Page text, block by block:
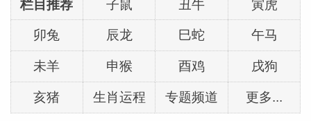
栏目推荐 子鼠 丑牛 寅虎
卯兔 辰龙 巳蛇 午马
未羊 申猴 酉鸡 戌狗
亥猪 生肖运程 专题频道 更多...